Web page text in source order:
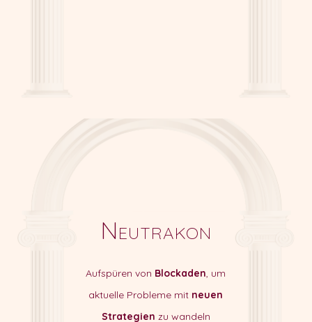
Neutrakon
Aufspüren von Blockaden, um
aktuelle Probleme mit neuen
Strategien zu wandeln